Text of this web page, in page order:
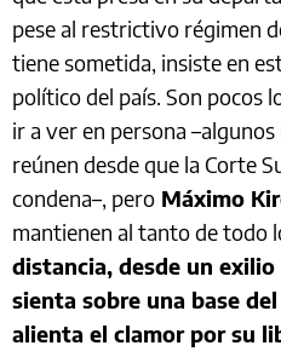
pese al restrictivo régimen
tiene sometida, insiste en
político del país. Son pocos
ir a ver en persona
reúnen desde que la Corte
condena–, pero Máximo
mantienen al tanto de todo
distancia, desde un
sienta sobre una base
alienta el clamor por su